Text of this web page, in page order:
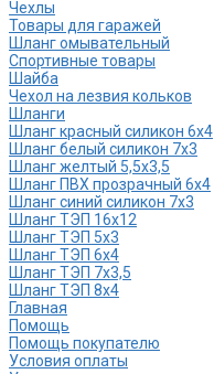
Чехлы
Товары для гаражей
Шланг омывательный
Спортивные товары
Шайба
Чехол на лезвия кольков
Шланги
Шланг красный силикон 6х4
Шланг белый силикон 7х3
Шланг желтый 5,5х3,5
Шланг ПВХ прозрачный 6х4
Шланг синий силикон 7х3
Шланг ТЭП 16х12
Шланг ТЭП 5х3
Шланг ТЭП 6х4
Шланг ТЭП 7х3,5
Шланг ТЭП 8х4
Главная
Помощь
Помощь покупателю
Условия оплаты